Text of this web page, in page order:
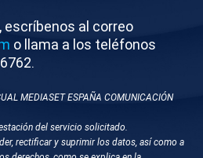
nave de Space X para
escríbenos al correo
o llama a los teléfonos
MEDIASET ESPAÑA COMUNICACIÓN
del servicio solicitado.
rectificar y suprimir los datos, así como a